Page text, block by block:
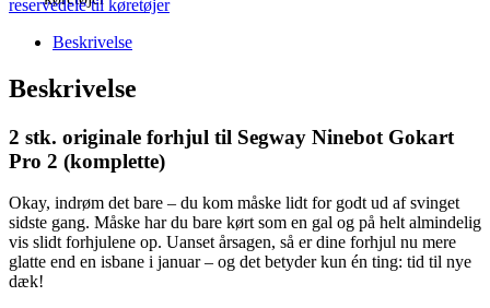
reservedele til køretøjer
Beskrivelse
Beskrivelse
2 stk. originale forhjul til Segway Ninebot Gokart
Pro 2 (komplette)
Okay, indrøm det bare – du kom måske lidt for godt ud af svinget
sidste gang. Måske har du bare kørt som en gal og på helt almindelig
vis slidt forhjulene op. Uanset årsagen, så er dine forhjul nu mere
glatte end en isbane i januar – og det betyder kun én ting: tid til nye
dæk!